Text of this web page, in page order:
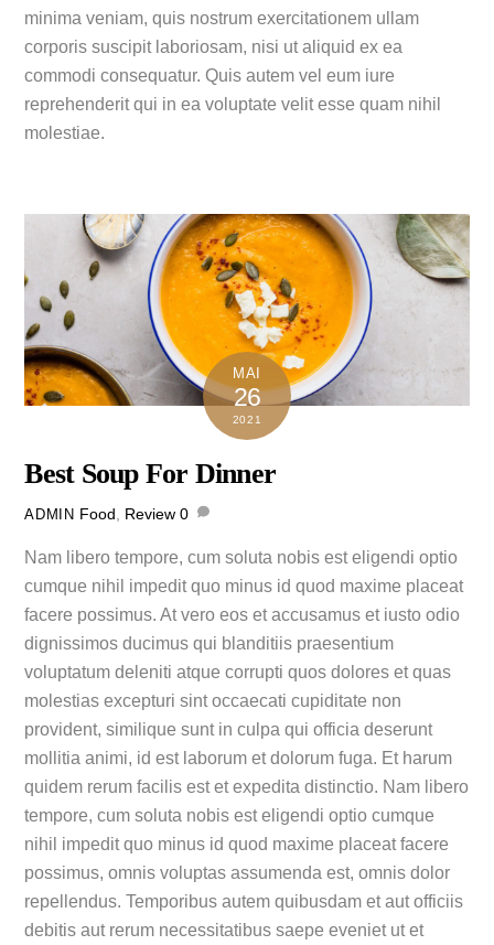
minima veniam, quis nostrum exercitationem ullam
corporis suscipit laboriosam, nisi ut aliquid ex ea
commodi consequatur. Quis autem vel eum iure
reprehenderit qui in ea voluptate velit esse quam nihil
molestiae.
MAI
26
2021
Best Soup For Dinner
ADMIN Food, Review 0
Nam libero tempore, cum soluta nobis est eligendi optio
cumque nihil impedit quo minus id quod maxime placeat
facere possimus. At vero eos et accusamus et iusto odio
dignissimos ducimus qui blanditiis praesentium
voluptatum deleniti atque corrupti quos dolores et quas
molestias excepturi sint occaecati cupiditate non
provident, similique sunt in culpa qui officia deserunt
mollitia animi, id est laborum et dolorum fuga. Et harum
quidem rerum facilis est et expedita distinctio. Nam libero
tempore, cum soluta nobis est eligendi optio cumque
nihil impedit quo minus id quod maxime placeat facere
possimus, omnis voluptas assumenda est, omnis dolor
repellendus. Temporibus autem quibusdam et aut officiis
debitis aut rerum necessitatibus saepe eveniet ut et